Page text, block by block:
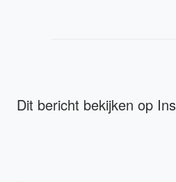
Dit bericht bekijken op